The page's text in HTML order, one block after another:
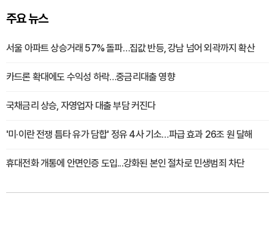
주요 뉴스
서울 아파트 상승거래 57% 돌파…집값 반등, 강남 넘어 외곽까지 확산
카드론 확대에도 수익성 하락…중금리대출 영향
국채금리 상승, 자영업자 대출 부담 커진다
'미·이란 전쟁 틈타 유가 담합' 정유 4사 기소…파급 효과 26조 원 달해
휴대전화 개통에 안면인증 도입...강화된 본인 절차로 민생범죄 차단